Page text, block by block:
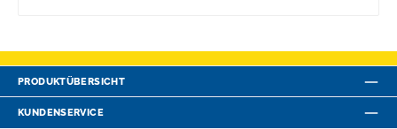
PRODUKTÜBERSICHT
KUNDENSERVICE